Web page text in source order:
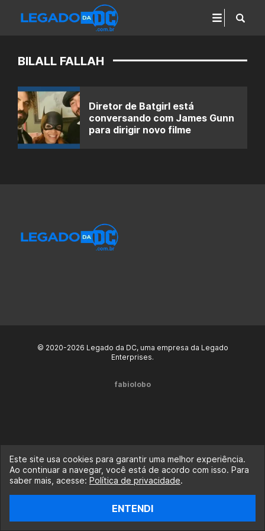
BILALL FALLAH
Diretor de Batgirl está
conversando com James Gunn
para dirigir novo filme
© 2020-2026 Legado da DC, uma empresa da Legado
Enterprises.
fabiolobo
Este site usa cookies para garantir uma melhor experiência.
Ao continuar a navegar, você está de acordo com isso. Para
saber mais, acesse: Política de privacidade.
ENTENDI